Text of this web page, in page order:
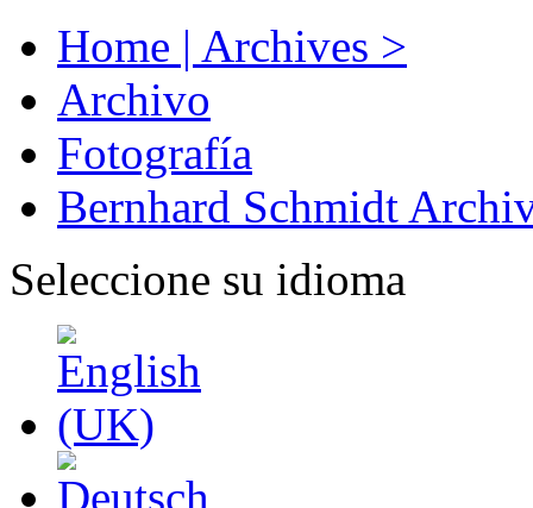
Home | Archives >
Archivo
Fotografía
Bernhard Schmidt
Seleccione su idioma